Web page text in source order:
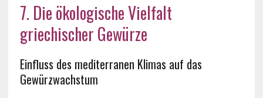
7. Die ökologische Vielfalt
griechischer Gewürze
Einfluss des mediterranen Klimas auf das
Gewürzwachstum